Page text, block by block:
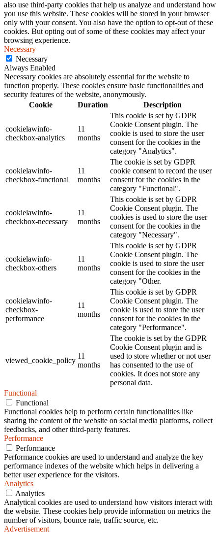
also use third-party cookies that help us analyze and understand how
you use this website. These cookies will be stored in your browser
only with your consent. You also have the option to opt-out of these
cookies. But opting out of some of these cookies may affect your
browsing experience.
Necessary
Necessary
Always Enabled
Necessary cookies are absolutely essential for the website to
function properly. These cookies ensure basic functionalities and
security features of the website, anonymously.
Cookie
Duration Description
cookielawinfo-
checkbox-analytics
11
months
This cookie is set by GDPR
Cookie Consent plugin. The
cookie is used to store the user
consent for the cookies in the
category "Analytics".
cookielawinfo-
checkbox-functional
11
months
The cookie is set by GDPR
cookie consent to record the user
consent for the cookies in the
category "Functional".
cookielawinfo-
checkbox-necessary
11
months
This cookie is set by GDPR
Cookie Consent plugin. The
cookies is used to store the user
consent for the cookies in the
category "Necessary".
cookielawinfo-
checkbox-others
11
months
This cookie is set by GDPR
Cookie Consent plugin. The
cookie is used to store the user
consent for the cookies in the
category "Other.
cookielawinfo-
checkbox-
performance
11
months
This cookie is set by GDPR
Cookie Consent plugin. The
cookie is used to store the user
consent for the cookies in the
category "Performance".
viewed_cookie_policy
11
months
The cookie is set by the GDPR
Cookie Consent plugin and is
used to store whether or not user
has consented to the use of
cookies. It does not store any
personal data.
Functional
Functional
Functional cookies help to perform certain functionalities like
sharing the content of the website on social media platforms, collect
feedbacks, and other third-party features.
Performance
Performance
Performance cookies are used to understand and analyze the key
performance indexes of the website which helps in delivering a
better user experience for the visitors.
Analytics
Analytics
Analytical cookies are used to understand how visitors interact with
the website. These cookies help provide information on metrics the
number of visitors, bounce rate, traffic source, etc.
Advertisement